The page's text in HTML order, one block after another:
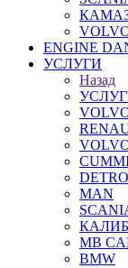
ENGINE
УСЛУГИ
Назад
MAN
MB
BMW